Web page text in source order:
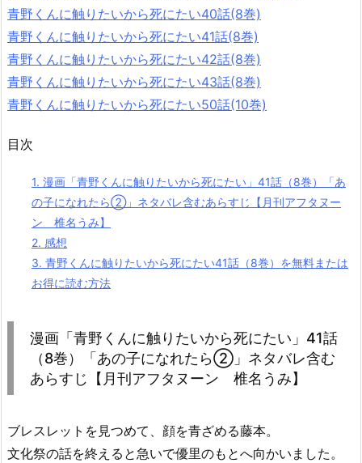
青野くんに触りたいから死にたい40話(8巻)
青野くんに触りたいから死にたい41話(8巻)
青野くんに触りたいから死にたい42話(8巻)
青野くんに触りたいから死にたい43話(8巻)
青野くんに触りたいから死にたい50話(10巻)
目次
1. 漫画「青野くんに触りたいから死にたい」41話（8巻）「あ
の子になれたら②」ネタバレ含むあらすじ【月刊アフタヌー
ン 椎名うみ】
2. 感想
3. 青野くんに触りたいから死にたい41話（8巻）を無料または
お得に読む方法
漫画「青野くんに触りたいから死にたい」41話
（8巻）「あの子になれたら②」ネタバレ含む
あらすじ【月刊アフタヌーン 椎名うみ】
ブレスレットを見つめて、顔を青ざめる藤本。
文化祭の話を終えると急いで優里のもとへ向かいました。